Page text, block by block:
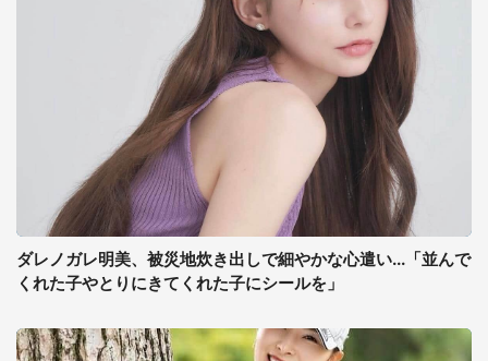
ダレノガレ明美、被災地炊き出しで細やかな心遣い...「並んで
くれた子やとりにきてくれた子にシールを」